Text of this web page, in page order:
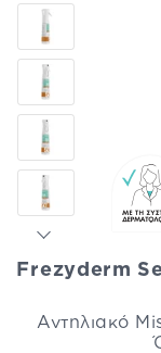
Frezyderm
Αντηλιακό